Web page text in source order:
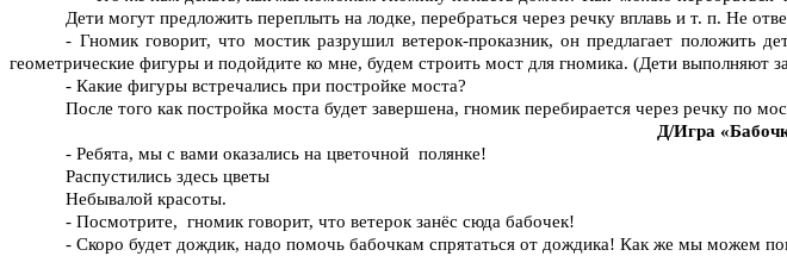
Дети могут предложить переплыть на лодке, перебраться через речку вплавь и т. п. Не
- Гномик говорит, что мостик разрушил ветерок-проказник, он предлагает положить
геометрические фигуры и подойдите ко мне, будем строить мост для гномика. (Дети выполняют
- Какие фигуры встречались при постройке моста?
После того как постройка моста будет завершена, гномик перебирается через речку по
Д/Игра
- Ребята, мы с вами оказались на цветочной полянке!
Распустились здесь цветы
Небывалой красоты.
- Посмотрите, гномик говорит, что ветерок занёс сюда бабочек!
- Скоро будет дождик, надо помочь бабочкам спрятаться от дождика! Как же мы можем